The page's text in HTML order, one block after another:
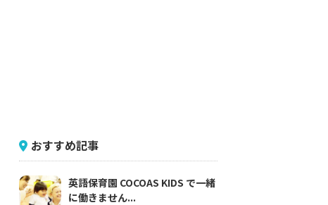
おすすめ記事
英語保育園 COCOAS KIDS で一緒
に働きません...